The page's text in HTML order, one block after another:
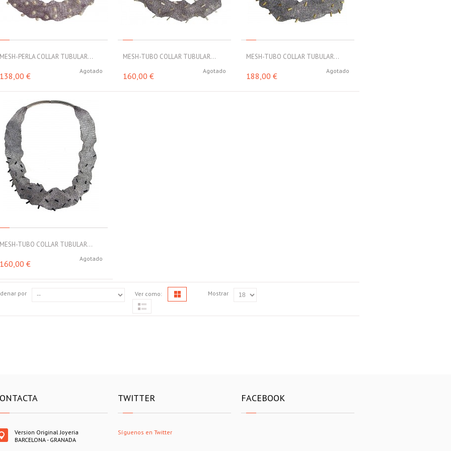
MESH-PERLA COLLAR TUBULAR...
Agotado
138,00 €
MESH-TUBO COLLAR TUBULAR...
Agotado
160,00 €
MESH-TUBO COLLAR TUBULAR...
Agotado
188,00 €
MESH-TUBO COLLAR TUBULAR...
Agotado
160,00 €
por Ver como: Mostrar
Version Original Joyeria
BARCELONA - GRANADA
TWITTER
Síguenos en Twitter
FACEBOOK